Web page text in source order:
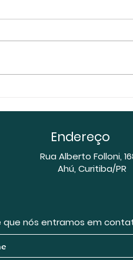
de prazos em
31 de maio
Endereço
Rua Alberto Folloni,
Ahú, Curitiba/PR
que nós entramos em